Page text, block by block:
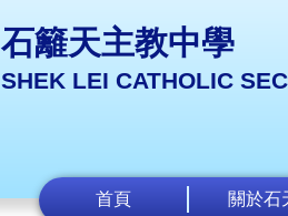
石籬天主教中學
SHEK LEI CATHOLIC
首頁 關於石